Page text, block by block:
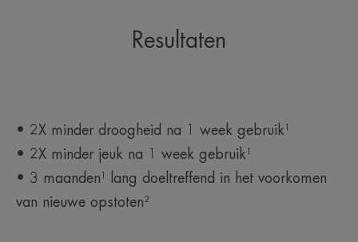
Resultaten
• 2X minder droogheid na 1 week gebruik¹
• 2X minder jeuk na 1 week gebruik¹
• 3 maanden¹ lang doeltreffend in het voorkomen
van nieuwe opstoten²